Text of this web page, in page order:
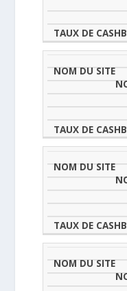
SITE
5)